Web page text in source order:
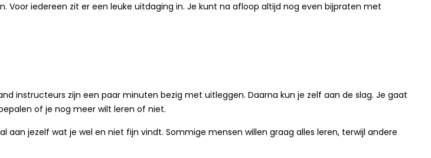
Voor iedereen zit er een leuke uitdaging in. Je kunt na afloop altijd nog even bijpraten met
instructeurs zijn een paar minuten bezig met uitleggen. Daarna kun je zelf aan de slag. Je gaat
of je nog meer wilt leren of niet.
jezelf wat je wel en niet fijn vindt. Sommige mensen willen graag alles leren, terwijl andere